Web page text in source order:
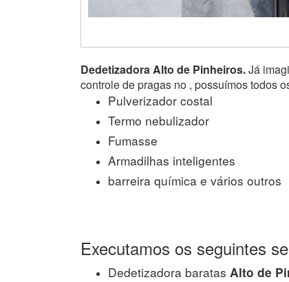
Dedetizadora Alto de Pinheiros.Já
controle de pragas no , possuímos todos
Pulverizador costal
Termo nebulizador
Fumasse
Armadilhas inteligentes
barreira química e vários outros
Executamos os seguintes
Dedetizadora baratas Alto de